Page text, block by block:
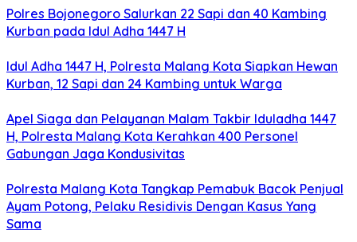
Polres Bojonegoro Salurkan 22 Sapi dan 40 Kambing
Kurban pada Idul Adha 1447 H
Idul Adha 1447 H, Polresta Malang Kota Siapkan Hewan
Kurban, 12 Sapi dan 24 Kambing untuk Warga
Apel Siaga dan Pelayanan Malam Takbir Iduladha 1447
H, Polresta Malang Kota Kerahkan 400 Personel
Gabungan Jaga Kondusivitas
Polresta Malang Kota Tangkap Pemabuk Bacok Penjual
Ayam Potong, Pelaku Residivis Dengan Kasus Yang
Sama